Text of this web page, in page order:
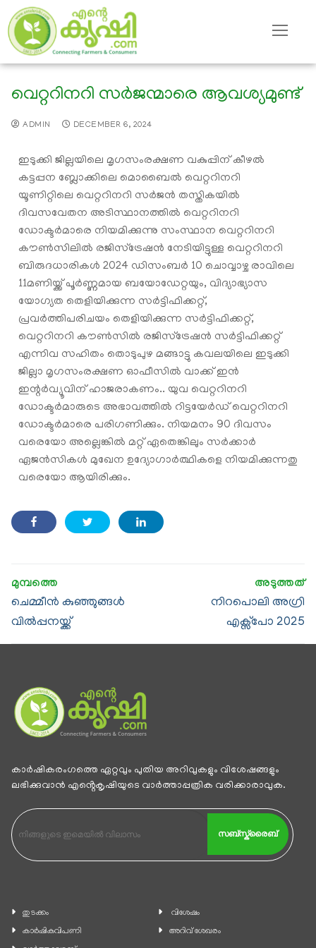
വെറ്ററിനറി സർജന്മാരെ ആവശ്യമുണ്ട്
ADMIN DECEMBER 6, 2024
ഇടുക്കി ജില്ലയിലെ മൃഗസംരക്ഷണ വകുപ്പിന് കീഴൽ
കട്ടപ്പന ബ്ലോക്കിലെ മൊബൈല്‍ വെറ്ററിനറി
യൂണിറ്റിലെ വെറ്ററിനറി സർജൻ തസ്തികയിൽ
ദിവസവേതന അടിസ്ഥാനത്തില്‍ വെറ്ററിനറി
ഡോക്ടര്‍മാരെ നിയമിക്കുന്നു സംസ്ഥാന വെറ്ററിനറി
കൗണ്‍സിലില്‍ രജിസ്ട്രേഷന്‍ നേടിയിട്ടുള്ള വെറ്ററിനറി
ബിരുദധാരികള്‍ 2024 ഡിസംബർ 10 ചൊവ്വാഴ്ച രാവിലെ
11മണിയ്ക്ക് പൂര്‍ണ്ണമായ ബയോഡേറ്റയും, വിദ്യാഭ്യാസ
യോഗ്യത തെളിയിക്കുന്ന സര്‍ട്ടിഫിക്കറ്റ്,
പ്രവര്‍ത്തിപരിചയം തെളിയിക്കുന്ന സര്‍ട്ടിഫിക്കറ്റ്,
വെറ്ററിനറി കൗണ്‍സില്‍ രജിസ്ട്രേഷന്‍ സര്‍ട്ടിഫിക്കറ്റ്
എന്നിവ സഹിതം തൊടുപുഴ മങ്ങാട്ടു കവലയിലെ ഇടുക്കി
ജില്ലാ മൃഗസംരക്ഷണ ഓഫീസില്‍ വാക്ക് ഇന്‍
ഇന്റര്‍വ്യൂവിന് ഹാജരാകണം.. യുവ വെറ്ററിനറി
ഡോക്ടര്‍മാരുടെ അഭാവത്തില്‍ റിട്ടയേര്‍ഡ് വെറ്ററിനറി
ഡോക്ടര്‍മാരെ പരിഗണിക്കും. നിയമനം 90 ദിവസം
വരെയോ അല്ലെങ്കില്‍ മറ്റ് ഏതെങ്കിലും സർക്കാർ
ഏജൻസികൾ മുഖേന ഉദ്യോഗാർത്ഥികളെ നിയമിക്കുന്നതു
വരെയോ ആയിരിക്കും.
ചെമ്മീൻ കുഞ്ഞുങ്ങൾ
വിൽപ്പനയ്ക്ക്
നിറപൊലി അഗ്രി
എക്സ്പോ 2025
കാര്‍ഷികരംഗത്തെ ഏറ്റവും പുതിയ അറിവുകളും വിശേഷങ്ങളും
ലഭിക്കുവാന്‍ എൻ്റെകൃഷിയുടെ വാര്‍ത്താപ്പത്രിക വരിക്കാരാവുക.
സബ്സ്ക്രൈബ്
തുടക്കം
കാ‍ർഷികവിപണി
വിശേഷം
അറിവ് ശേഖരം